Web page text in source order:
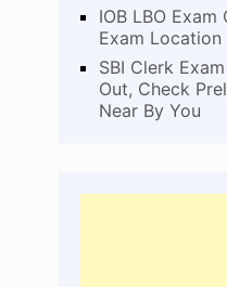
IOB LBO
Exam
SBI Clerk
Out, Check
Near By You